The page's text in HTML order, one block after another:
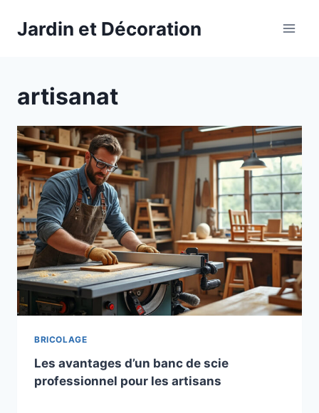
Jardin et Décoration
artisanat
BRICOLAGE
Les avantages d’un banc de scie
professionnel pour les artisans